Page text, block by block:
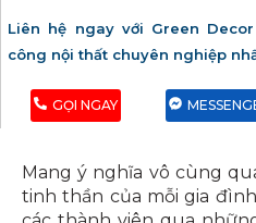
Liên hệ ngay với Green
công nội thất chuyên nghiệp
GỌI NGAY
Mang ý nghĩa vô cùng
tinh thần của mỗi gia